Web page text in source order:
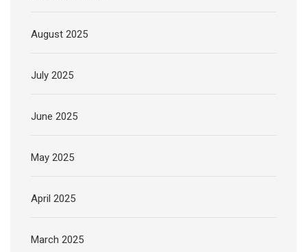
August 2025
July 2025
June 2025
May 2025
April 2025
March 2025